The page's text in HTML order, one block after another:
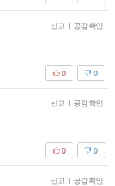
신고 | 공감 확인
0
0
신고 | 공감 확인
0
0
신고 | 공감 확인